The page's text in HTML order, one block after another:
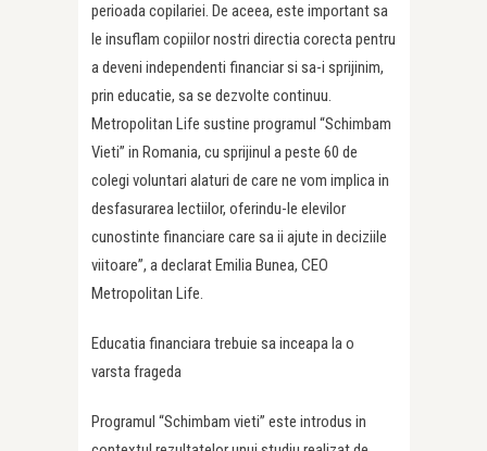
perioada copilariei. De aceea, este important sa
le insuflam copiilor nostri directia corecta pentru
a deveni independenti financiar si sa-i sprijinim,
prin educatie, sa se dezvolte continuu.
Metropolitan Life sustine programul “Schimbam
Vieti” in Romania, cu sprijinul a peste 60 de
colegi voluntari alaturi de care ne vom implica in
desfasurarea lectiilor, oferindu-le elevilor
cunostinte financiare care sa ii ajute in deciziile
viitoare”, a declarat Emilia Bunea, CEO
Metropolitan Life.
Educatia financiara trebuie sa inceapa la o
varsta frageda
Programul “Schimbam vieti” este introdus in